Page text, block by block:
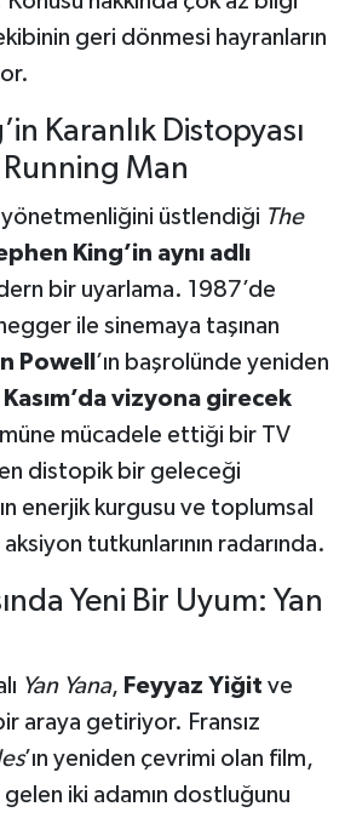
geri dönmesi hayranların
Karanlık Distopyası
Man
yönetmenliğini üstlendiği The
King’in aynı adlı
bir uyarlama. 1987’de
ile sinemaya taşınan
Powell ’ın başrolünde yeniden
Kasım’da vizyona girecek
mücadele ettiği bir TV
distopik bir geleceği
enerjik kurgusu ve toplumsal
tutkunlarının radarında.
Yeni Bir Uyum: Yan
Yan Yana, Feyyaz Yiğit ve
araya getiriyor. Fransız
’ın yeniden çevrimi olan film,
iki adamın dostluğunu